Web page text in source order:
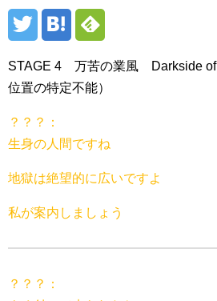
STAGE 4 万苦の業風 Darkside
位置の特定不能）
？？？：
生身の人間ですね
地獄は絶望的に広いですよ
私が案内しましょう
？？？：